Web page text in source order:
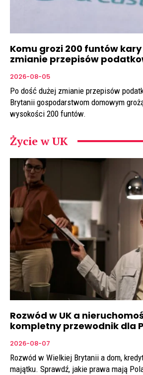
Komu grozi 200 funtów kary
zmianie przepisów
2026-08-05
Po dość dużej zmianie przepisów
Brytanii gospodarstwom domowym
wysokości 200 funtów.
Życie w UK
Rozwód w UK a
kompletny przewodnik dla
2026-08-07
Rozwód w Wielkiej Brytanii a dom,
majątku. Sprawdź, jakie prawa mają